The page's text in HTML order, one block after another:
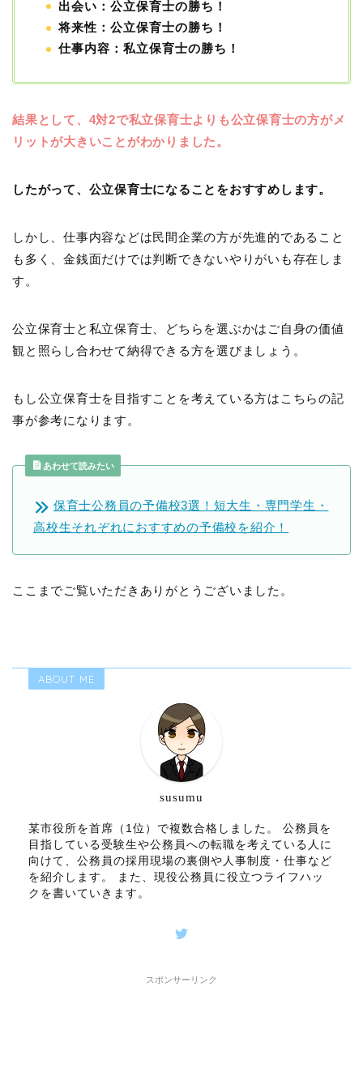
出会い：公立保育士の勝ち！
将来性：公立保育士の勝ち！
仕事内容：私立保育士の勝ち！
結果として、4対2で私立保育士よりも公立保育士の方がメ
リットが大きいことがわかりました。
したがって、公立保育士になることをおすすめします。
しかし、仕事内容などは民間企業の方が先進的であること
も多く、金銭面だけでは判断できないやりがいも存在しま
す。
公立保育士と私立保育士、どちらを選ぶかはご自身の価値
観と照らし合わせて納得できる方を選びましょう。
もし公立保育士を目指すことを考えている方はこちらの記
事が参考になります。
あわせて読みたい
保育士公務員の予備校3選！短大生・専門学生・
高校生それぞれにおすすめの予備校を紹介！
ここまでご覧いただきありがとうございました。
ABOUT ME
susumu
某市役所を首席（1位）で複数合格しました。 公務員を
目指している受験生や公務員への転職を考えている人に
向けて、公務員の採用現場の裏側や人事制度・仕事など
を紹介します。 また、現役公務員に役立つライフハッ
クを書いていきます。
スポンサーリンク